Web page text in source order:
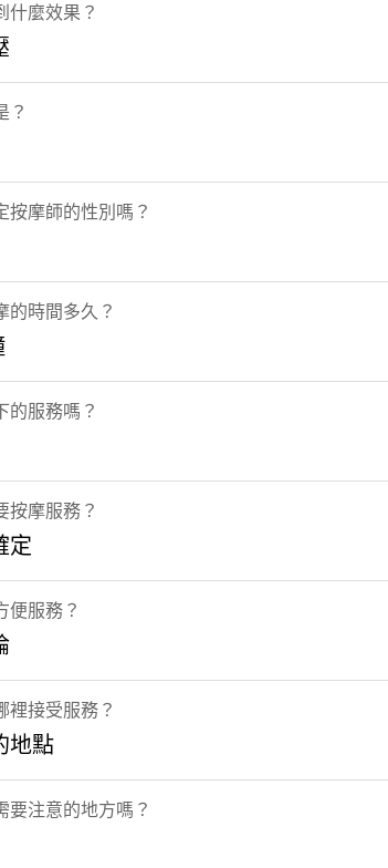
什麼效果？
？
按摩師的性別嗎？
的時間多久？
的服務嗎？
按摩服務？
定
便服務？
裡接受服務？
地點
要注意的地方嗎？